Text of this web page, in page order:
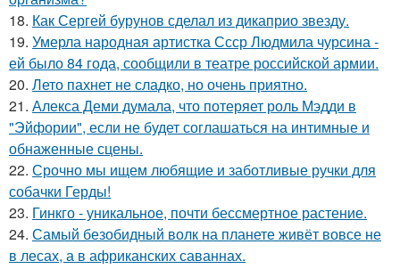
18. Как Сергей бурунов сделал из дикаприо звезду.
19. Умерла народная артистка Ссср Людмила чурсина -
ей было 84 года, сообщили в театре российской армии.
20. Лето пахнет не сладко, но очень приятно.
21. Алекса Деми думала, что потеряет роль Мэдди в
"Эйфории", если не будет соглашаться на интимные и
обнаженные сцены.
22. Срочно мы ищем любящие и заботливые ручки для
собачки Герды!
23. Гинкго - уникальное, почти бессмертное растение.
24. Самый безобидный волк на планете живёт вовсе не
в лесах, а в африканских саваннах.